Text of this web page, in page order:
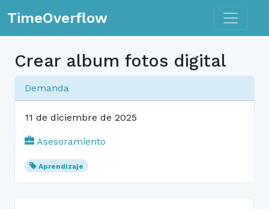
TimeOverflow Toggle
Crear album fotos digital
Demanda
11 de diciembre de 2025
Asesoramiento
Aprendizaje